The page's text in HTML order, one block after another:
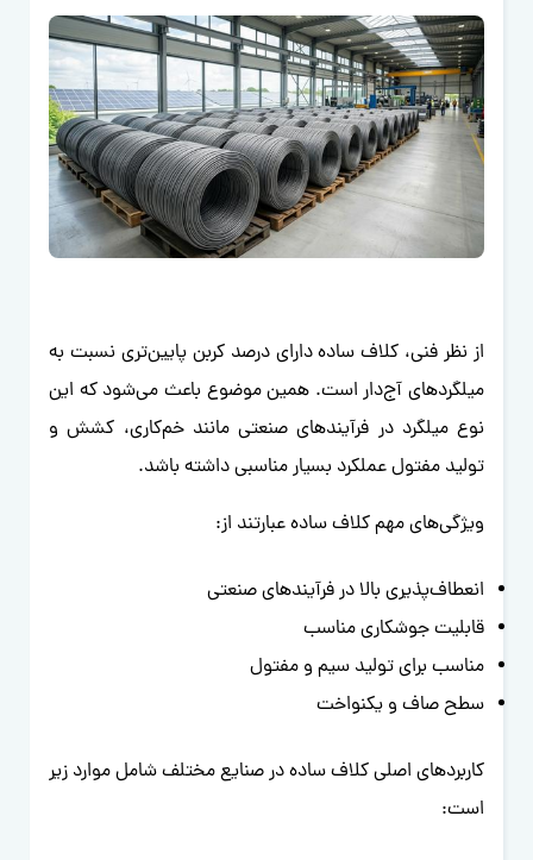
از نظر فنی، کلاف ساده دارای درصد کربن پایین‌تری نسبت به
میلگردهای آج‌دار است. همین موضوع باعث می‌شود که این
نوع میلگرد در فرآیندهای صنعتی مانند خم‌کاری، کشش و
تولید مفتول عملکرد بسیار مناسبی داشته باشد.
ویژگی‌های مهم کلاف ساده عبارتند از:
انعطاف‌پذیری بالا در فرآیندهای صنعتی
قابلیت جوشکاری مناسب
مناسب برای تولید سیم و مفتول
سطح صاف و یکنواخت
کاربردهای اصلی کلاف ساده در صنایع مختلف شامل موارد زیر
است: